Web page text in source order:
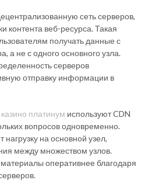
сеть серверов,
контента веб-ресурса. Такая
получать данные с
а не с одного основного узла.
серверов
отправку информации в
казино платинум используют CDN
вопросов одновременно.
на основной узел,
между множеством узлов.
оперативнее благодаря